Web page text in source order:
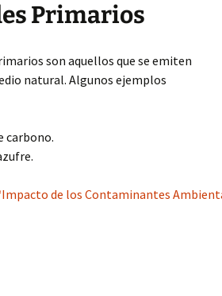
Primarios
son aquellos que se emiten
natural. Algunos ejemplos
carbono.
de los Contaminantes